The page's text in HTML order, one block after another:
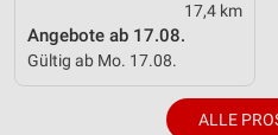
17,4 km
Angebote ab 17.08.
Gültig ab Mo. 17.08.
ALLE